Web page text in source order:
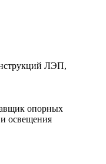
ЛЭП,
опорных
освещения